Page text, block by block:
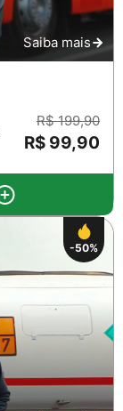
Saiba mais
R$ 199,90
R$ 99,90
-50%